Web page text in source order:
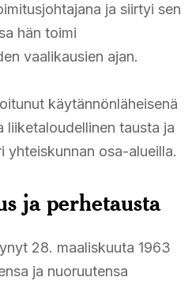
ja siirtyi sen
hän toimi
vaalikausien ajan.
käytännönläheisenä
liiketaloudellinen tausta ja
yhteiskunnan osa-alueilla.
ja perhetausta
28. maaliskuuta 1963
ja nuoruutensa